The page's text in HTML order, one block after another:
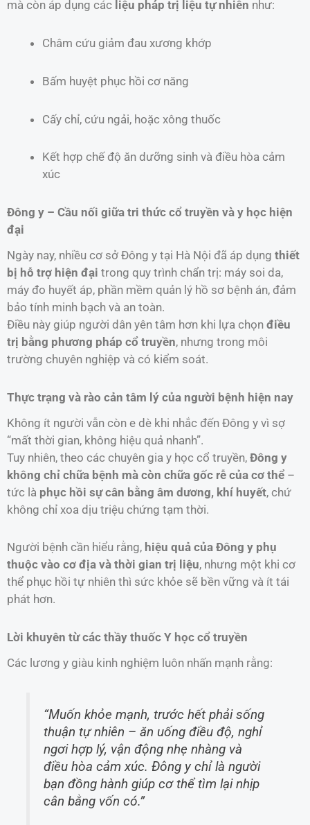
mà còn áp dụng các liệu pháp trị liệu tự nhiên như:
Châm cứu giảm đau xương khớp
Bấm huyệt phục hồi cơ năng
Cấy chỉ, cứu ngải, hoặc xông thuốc
Kết hợp chế độ ăn dưỡng sinh và điều hòa cảm
xúc
Đông y – Cầu nối giữa tri thức cổ truyền và y học hiện
đại
Ngày nay, nhiều cơ sở Đông y tại Hà Nội đã áp dụng thiết
bị hỗ trợ hiện đại trong quy trình chẩn trị: máy soi da,
máy đo huyết áp, phần mềm quản lý hồ sơ bệnh án, đảm
bảo tính minh bạch và an toàn.
Điều này giúp người dân yên tâm hơn khi lựa chọn điều
trị bằng phương pháp cổ truyền, nhưng trong môi
trường chuyên nghiệp và có kiểm soát.
Thực trạng và rào cản tâm lý của người bệnh hiện nay
Không ít người vẫn còn e dè khi nhắc đến Đông y vì sợ
“mất thời gian, không hiệu quả nhanh”.
Tuy nhiên, theo các chuyên gia y học cổ truyền, Đông y
không chỉ chữa bệnh mà còn chữa gốc rễ của cơ thể –
tức là phục hồi sự cân bằng âm dương, khí huyết, chứ
không chỉ xoa dịu triệu chứng tạm thời.
Người bệnh cần hiểu rằng, hiệu quả của Đông y phụ
thuộc vào cơ địa và thời gian trị liệu, nhưng một khi cơ
thể phục hồi tự nhiên thì sức khỏe sẽ bền vững và ít tái
phát hơn.
Lời khuyên từ các thầy thuốc Y học cổ truyền
Các lương y giàu kinh nghiệm luôn nhấn mạnh rằng:
“Muốn khỏe mạnh, trước hết phải sống
thuận tự nhiên – ăn uống điều độ, nghỉ
ngơi hợp lý, vận động nhẹ nhàng và
điều hòa cảm xúc. Đông y chỉ là người
bạn đồng hành giúp cơ thể tìm lại nhịp
cân bằng vốn có.”